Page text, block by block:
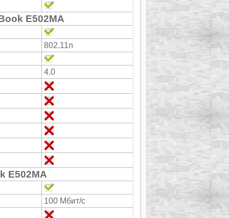
E502MA
802.11n
4.0
E502MA
100 Мбит/с